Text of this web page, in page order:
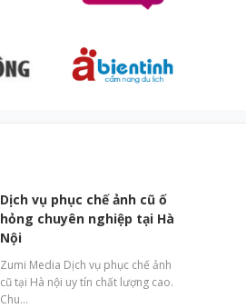
Dịch vụ phục chế ảnh cũ ố
hỏng chuyên nghiệp tại Hà
Nội
Zumi Media Dịch vụ phục chế ảnh
cũ tại Hà nội uy tín chất lượng cao.
Chu…